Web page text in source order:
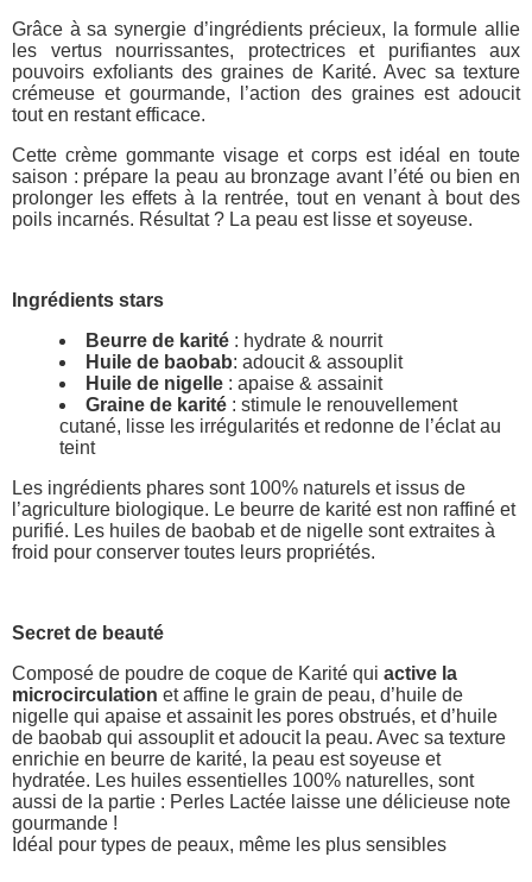
Grâce à sa synergie d’ingrédients précieux, la formule allie
les vertus nourrissantes, protectrices et purifiantes aux
pouvoirs exfoliants des graines de Karité. Avec sa texture
crémeuse et gourmande, l’action des graines est adoucit
tout en restant efficace.
Cette crème gommante visage et corps est idéal en toute
saison : prépare la peau au bronzage avant l’été ou bien en
prolonger les effets à la rentrée, tout en venant à bout des
poils incarnés. Résultat ? La peau est lisse et soyeuse.
Ingrédients stars
Beurre de karité : hydrate & nourrit
Huile de baobab: adoucit & assouplit
Huile de nigelle : apaise & assainit
Graine de karité : stimule le renouvellement
cutané, lisse les irrégularités et redonne de l’éclat au
teint
Les ingrédients phares sont 100% naturels et issus de
l’agriculture biologique. Le beurre de karité est non raffiné et
purifié. Les huiles de baobab et de nigelle sont extraites à
froid pour conserver toutes leurs propriétés.
Secret de beauté
Composé de poudre de coque de Karité qui active la
microcirculation et affine le grain de peau, d’huile de
nigelle qui apaise et assainit les pores obstrués, et d’huile
de baobab qui assouplit et adoucit la peau. Avec sa texture
enrichie en beurre de karité, la peau est soyeuse et
hydratée. Les huiles essentielles 100% naturelles, sont
aussi de la partie : Perles Lactée laisse une délicieuse note
gourmande !
Idéal pour types de peaux, même les plus sensibles